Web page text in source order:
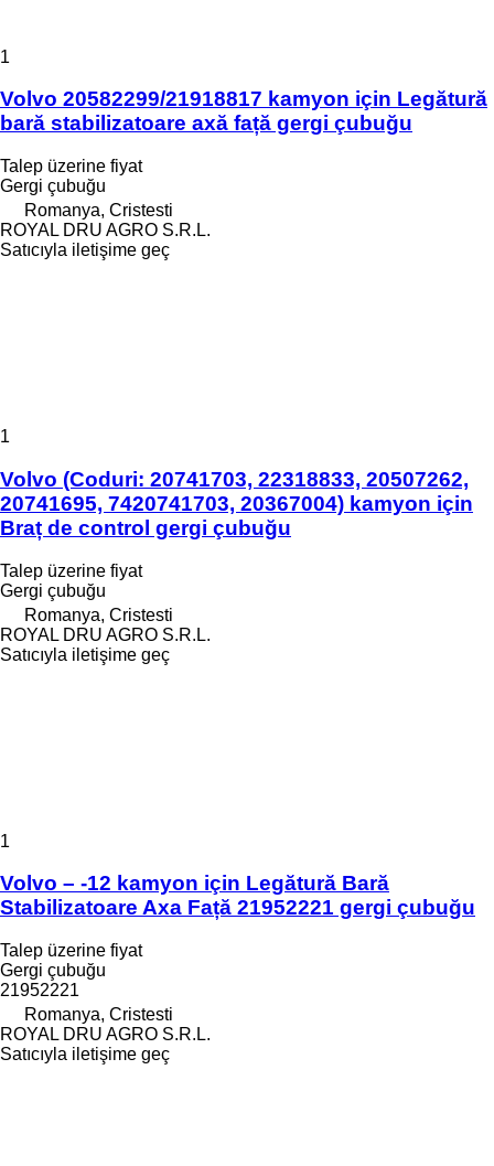
1
Volvo 20582299/21918817 kamyon için Legătură
bară stabilizatoare axă față gergi çubuğu
Talep üzerine fiyat
Gergi çubuğu
Romanya, Cristesti
ROYAL DRU AGRO S.R.L.
Satıcıyla iletişime geç
1
Volvo (Coduri: 20741703, 22318833, 20507262,
20741695, 7420741703, 20367004) kamyon için
Braț de control gergi çubuğu
Talep üzerine fiyat
Gergi çubuğu
Romanya, Cristesti
ROYAL DRU AGRO S.R.L.
Satıcıyla iletişime geç
1
Volvo – -12 kamyon için Legătură Bară
Stabilizatoare Axa Față 21952221 gergi çubuğu
Talep üzerine fiyat
Gergi çubuğu
21952221
Romanya, Cristesti
ROYAL DRU AGRO S.R.L.
Satıcıyla iletişime geç